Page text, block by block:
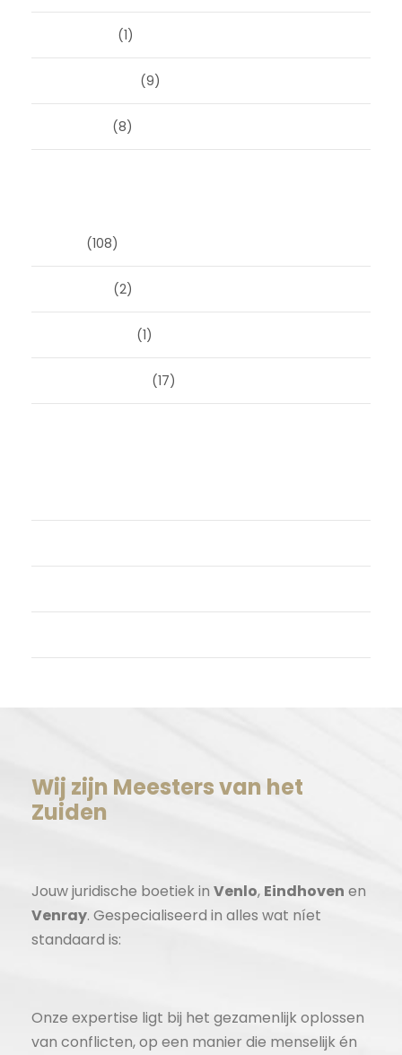
(1)
(9)
(8)
(108)
(2)
(1)
(17)
Wij zijn Meesters van het
Zuiden
Jouw juridische boetiek in Venlo, Eindhoven en
Venray. Gespecialiseerd in alles wat níet
standaard is:
Onze expertise ligt bij het gezamenlijk oplossen
van conflicten, op een manier die menselijk én